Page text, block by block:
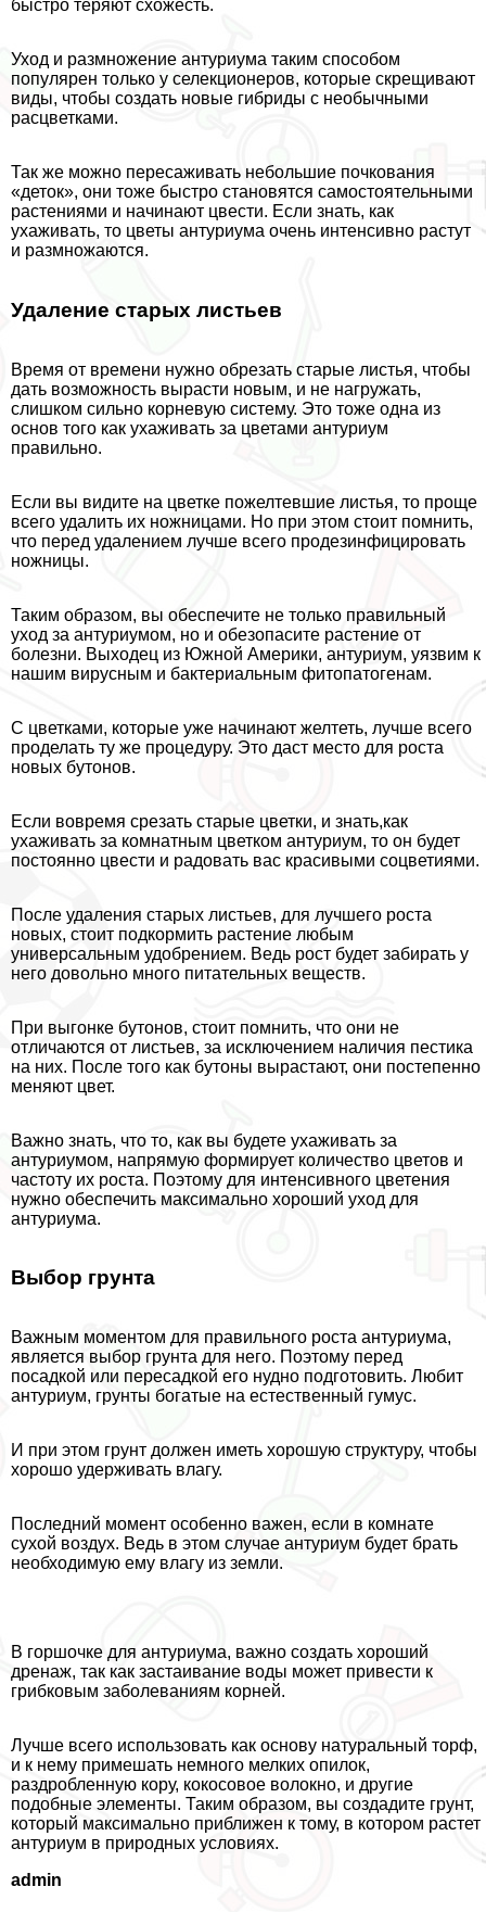
быстро теряют схожесть.
Уход и размножение антуриума таким способом
популярен только у селекционеров, которые скрещивают
виды, чтобы создать новые гибриды с необычными
расцветками.
Так же можно пересаживать небольшие почкования
«деток», они тоже быстро становятся самостоятельными
растениями и начинают цвести. Если знать, как
ухаживать, то цветы антуриума очень интенсивно растут
и размножаются.
Удаление старых листьев
Время от времени нужно обрезать старые листья, чтобы
дать возможность вырасти новым, и не нагружать,
слишком сильно корневую систему. Это тоже одна из
основ того как ухаживать за цветами антуриум
правильно.
Если вы видите на цветке пожелтевшие листья, то проще
всего удалить их ножницами. Но при этом стоит помнить,
что перед удалением лучше всего продезинфицировать
ножницы.
Таким образом, вы обеспечите не только правильный
уход за антуриумом, но и обезопасите растение от
болезни. Выходец из Южной Америки, антуриум, уязвим к
нашим вирусным и бактериальным фитопатогенам.
С цветками, которые уже начинают желтеть, лучше всего
проделать ту же процедуру. Это даст место для роста
новых бутонов.
Если вовремя срезать старые цветки, и знать,как
ухаживать за комнатным цветком антуриум, то он будет
постоянно цвести и радовать вас красивыми соцветиями.
После удаления старых листьев, для лучшего роста
новых, стоит подкормить растение любым
универсальным удобрением. Ведь рост будет забирать у
него довольно много питательных веществ.
При выгонке бутонов, стоит помнить, что они не
отличаются от листьев, за исключением наличия пестика
на них. После того как бутоны вырастают, они постепенно
меняют цвет.
Важно знать, что то, как вы будете ухаживать за
антуриумом, напрямую формирует количество цветов и
частоту их роста. Поэтому для интенсивного цветения
нужно обеспечить максимально хороший уход для
антуриума.
Выбор грунта
Важным моментом для правильного роста антуриума,
является выбор грунта для него. Поэтому перед
посадкой или пересадкой его нудно подготовить. Любит
антуриум, грунты богатые на естественный гумус.
И при этом грунт должен иметь хорошую структуру, чтобы
хорошо удерживать влагу.
Последний момент особенно важен, если в комнате
сухой воздух. Ведь в этом случае антуриум будет брать
необходимую ему влагу из земли.
В горшочке для антуриума, важно создать хороший
дренаж, так как застаивание воды может привести к
грибковым заболеваниям корней.
Лучше всего использовать как основу натуральный торф,
и к нему примешать немного мелких опилок,
раздробленную кору, кокосовое волокно, и другие
подобные элементы. Таким образом, вы создадите грунт,
который максимально приближен к тому, в котором растет
антуриум в природных условиях.
admin